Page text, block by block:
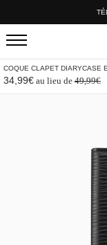
COQUE CLAPET DIARYCASE
34,99€ au lieu de 49,99€